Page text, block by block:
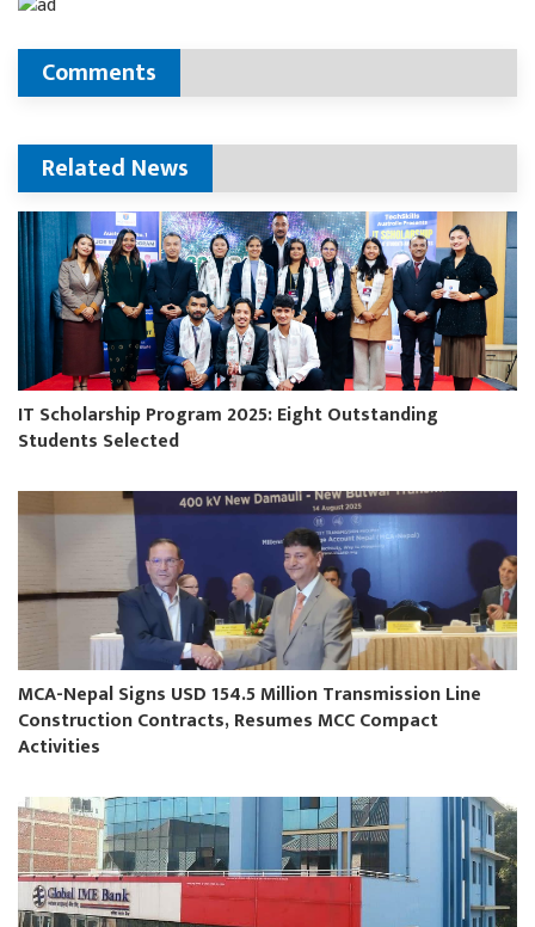
Comments
Related News
IT Scholarship Program 2025: Eight Outstanding
Students Selected
MCA-Nepal Signs USD 154.5 Million Transmission Line
Construction Contracts, Resumes MCC Compact
Activities